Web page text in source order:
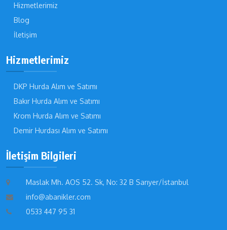
Hizmetlerimiz
Blog
İletişim
Hizmetlerimiz
DKP Hurda Alım ve Satımı
Bakır Hurda Alım ve Satımı
Krom Hurda Alım ve Satımı
Demir Hurdası Alım ve Satımı
İletişim Bilgileri
Maslak Mh. AOS 52. Sk, No: 32 B Sarıyer/İstanbul
info@abanikler.com
0533 447 95 31